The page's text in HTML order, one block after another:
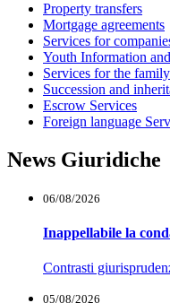
Property transfers
Mortgage agreements
Services for
Youth Information
Services for the family
Succession and
Escrow Services
Foreign language
News Giuridiche
06/08/2026
Inappellabile la
Contrasti
05/08/2026